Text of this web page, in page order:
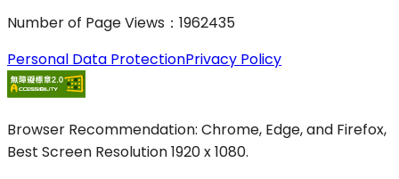
Number of Page Views ： 1962435
Personal Data ProtectionPrivacy Policy
Browser Recommendation: Chrome, Edge, and Firefox,
Best Screen Resolution 1920 x 1080.